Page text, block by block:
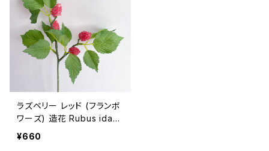
ラズベリー レッド (フランボ
ワーズ) 造花 Rubus idae
us アーティフィシャルフラワ
¥660